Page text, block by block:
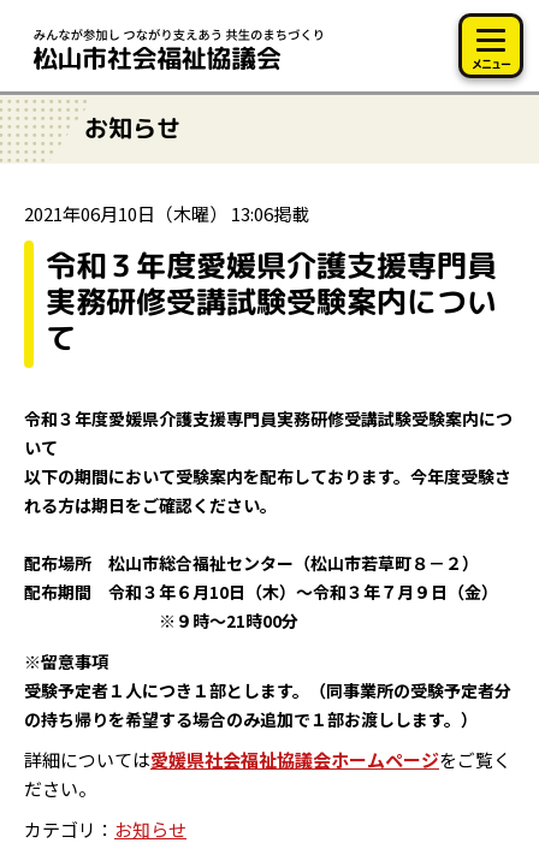
メニュー
お知らせ
2021年06月10日（木曜） 13:06掲載
令和３年度愛媛県介護支援専門員
実務研修受講試験受験案内につい
て
令和３年度愛媛県介護支援専門員実務研修受講試験受験案内につ
いて
以下の期間において受験案内を配布しております。今年度受験さ
れる方は期日をご確認ください。
配布場所 松山市総合福祉センター（松山市若草町８－２）
配布期間 令和３年６月10日（木）～令和３年７月９日（金）
※９時～21時00分
※留意事項
受験予定者１人につき１部とします。（同事業所の受験予定者分
の持ち帰りを希望する場合のみ追加で１部お渡しします。）
詳細については愛媛県社会福祉協議会ホームページをご覧く
ださい。
カテゴリ： お知らせ